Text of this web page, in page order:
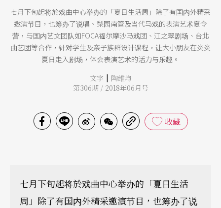
七月下旬起将於戏曲中心举办的「夏日生活周」除了有国内外精采
邀演节目，也筹办了说唱、梨园南管及当代马戏的表演艺术夏令
营，与国内艺文团队如FOCA福尔摩沙马戏团、江之翠剧场、台北
曲艺团等合作，针对学生及亲子族群设计课程，让大小朋友在炎炎
夏日走入剧场，体会表演艺术的活力与乐趣。
文字 | 陶维均
第306期 / 2018年06月号
收藏
七月下旬起将於戏曲中心举办的「夏日生活
周」除了有国内外精采邀演节目，也筹办了说